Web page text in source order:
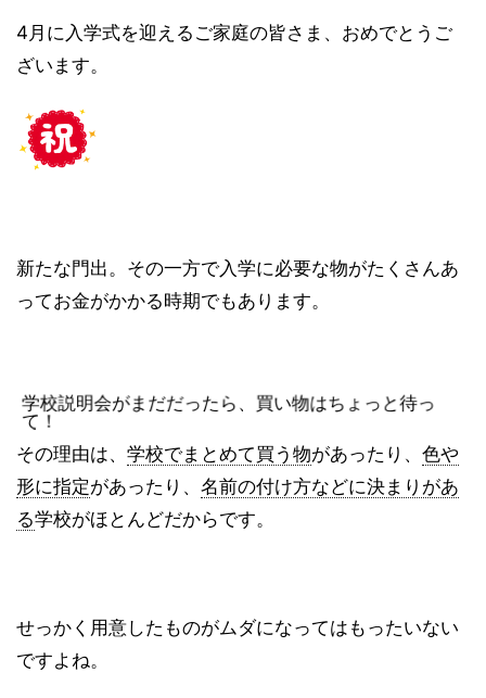
4月に入学式を迎えるご家庭の皆さま、おめでとうご
ざいます。
新たな門出。その一方で入学に必要な物がたくさんあ
ってお金がかかる時期でもあります。
学校説明会がまだだったら、買い物はちょっと待っ
て！
その理由は、 学校でまとめて買う物があったり、 色や
形に指定があったり、 名前の付け方などに決まりがあ
る学校がほとんどだからです。
せっかく用意したものがムダになってはもったいない
ですよね。